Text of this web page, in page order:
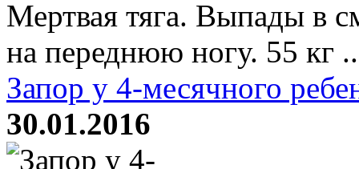
Мертвая тяга. Выпады в
на переднюю ногу. 55 кг
Запор у 4-месячного
30.01.2016